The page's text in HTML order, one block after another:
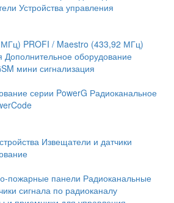
Устройства управления
PROFI / Maestro (433,92 МГц)
Дополнительное оборудование
мини сигнализация
серии PowerG Радиоканальное
Извещатели и датчики
пожарные панели Радиоканальные
сигнала по радиоканалу